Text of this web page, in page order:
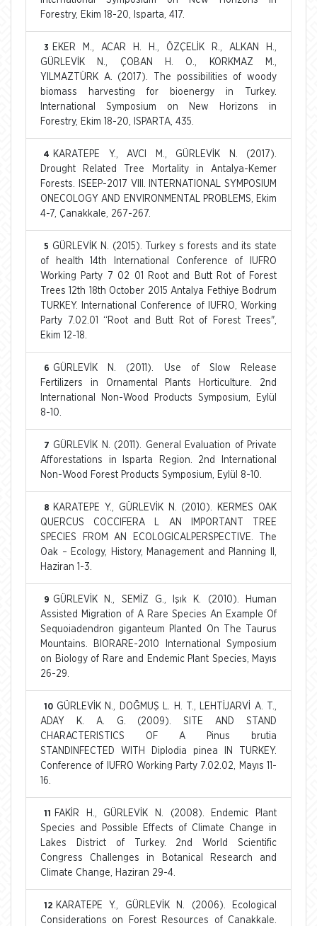
Forestry, Ekim 18-20, Isparta, 417.
3
EKER M., ACAR H. H., ÖZÇELİK R., ALKAN H.,
GÜRLEVİK N., ÇOBAN H. O., KORKMAZ M.,
YILMAZTÜRK A. (2017). The possibilities of woody
biomass harvesting for bioenergy in Turkey.
International Symposium on New Horizons in
Forestry, Ekim 18-20, ISPARTA, 435.
4
KARATEPE Y., AVCI M., GÜRLEVİK N. (2017).
Drought Related Tree Mortality in Antalya-Kemer
Forests. ISEEP-2017 VIII. INTERNATIONAL SYMPOSIUM
ONECOLOGY AND ENVIRONMENTAL PROBLEMS, Ekim
4-7, Çanakkale, 267-267.
5 GÜRLEVİK N. (2015). Turkey s forests and its state
of health 14th International Conference of IUFRO
Working Party 7 02 01 Root and Butt Rot of Forest
Trees 12th 18th October 2015 Antalya Fethiye Bodrum
TURKEY. International Conference of IUFRO, Working
Party 7.02.01 “Root and Butt Rot of Forest Trees",
Ekim 12-18.
6 GÜRLEVİK N. (2011). Use of Slow Release
Fertilizers in Ornamental Plants Horticulture. 2nd
International Non-Wood Products Symposium, Eylül
8-10.
7 GÜRLEVİK N. (2011). General Evaluation of Private
Afforestations in Isparta Region. 2nd International
Non-Wood Forest Products Symposium, Eylül 8-10.
8
KARATEPE Y., GÜRLEVİK N. (2010). KERMES OAK
QUERCUS COCCIFERA L AN IMPORTANT TREE
SPECIES FROM AN ECOLOGICALPERSPECTIVE. The
Oak – Ecology, History, Management and Planning II,
Haziran 1-3.
9 GÜRLEVİK N., SEMİZ G., Işık K. (2010). Human
Assisted Migration of A Rare Species An Example Of
Sequoiadendron giganteum Planted On The Taurus
Mountains. BIORARE-2010 International Symposium
on Biology of Rare and Endemic Plant Species, Mayıs
26-29.
10 GÜRLEVİK N., DOĞMUŞ L. H. T., LEHTİJARVİ A. T.,
ADAY K. A. G. (2009). SITE AND STAND
CHARACTERISTICS OF A Pinus brutia
STANDINFECTED WITH Diplodia pinea IN TURKEY.
Conference of IUFRO Working Party 7.02.02, Mayıs 11-
16.
11
FAKİR H., GÜRLEVİK N. (2008). Endemic Plant
Species and Possible Effects of Climate Change in
Lakes District of Turkey. 2nd World Scientific
Congress Challenges in Botanical Research and
Climate Change, Haziran 29-4.
12 KARATEPE Y., GÜRLEVİK N. (2006). Ecological
Considerations on Forest Resources of Canakkale.